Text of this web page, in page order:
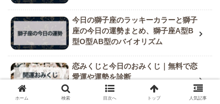
今日の獅子座のラッキーカラーと獅子
座の今日の運勢まとめ、獅子座A型B
型O型AB型のバイオリズム
恋みくじと今日のおみくじ｜無料で恋
愛運や運勢を診断
ホーム 検索 目次へ トップ 人気記事